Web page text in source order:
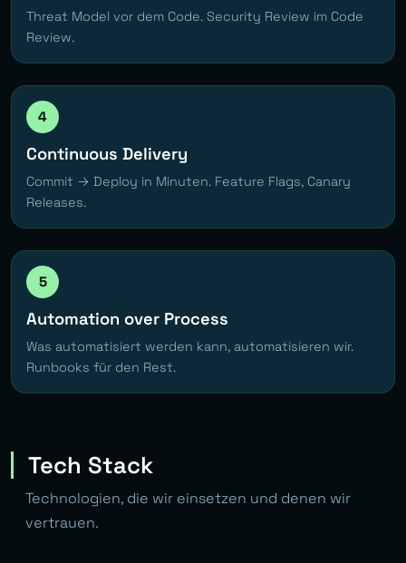
Threat Model vor dem Code. Security Review im Code
Review.
4
Continuous Delivery
Commit → Deploy in Minuten. Feature Flags, Canary
Releases.
5
Automation over Process
Was automatisiert werden kann, automatisieren wir.
Runbooks für den Rest.
Tech Stack
Technologien, die wir einsetzen und denen wir
vertrauen.